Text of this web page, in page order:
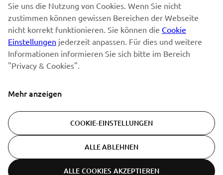
ABONNIEREN
Lesen Sie unsere Datenschutzrichtlinie, um zu erfahren, wie wir
Ihre persönlichen Daten verarbeiten: Datenschutzerklärung
© Copyright - 2026 Yamaha Motor Europe N.V. - All Rights
Reserved
Sie uns die Nutzung von Cookies. Wenn Sie nicht
zustimmen können gewissen Bereichen der Webseite
nicht korrekt funktionieren. Sie können die Cookie
Einstellungen jederzeit anpassen. Für dies und weitere
Informationen informieren Sie sich bitte im Bereich
"Privacy & Cookies".
Mehr anzeigen
COOKIE-EINSTELLUNGEN
ALLE ABLEHNEN
ALLE COOKIES AKZEPTIEREN